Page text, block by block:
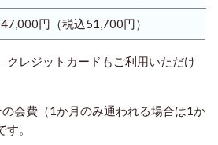
47,000円 （税込51,700円）
レジットカードもご利用いただけ
会費（1か月のみ通われる場合は1か
。